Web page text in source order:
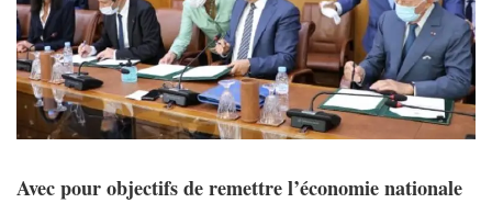
Avec pour objectifs de remettre l’économie nationale